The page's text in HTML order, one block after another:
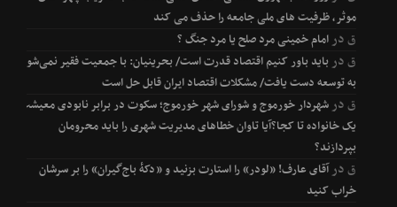
موثر، ظرفیت های ملی جامعه را حذف می کند
قدرامام خمینی مرد صلح یا مرد جنگ ؟
قدرباید باور کنیم اقتصاد قدرت است/ بحرینیان: با جمعیت فقیر نمی‌شود
به توسعه دست یافت/ مشکلات اقتصاد ایران قابل حل است
قدرشهردار خورموج و شورای شهر خورموج؛ سکوت در برابر نابودی معیشت
یک خانواده تا کجا؟آیا تاوان خطاهای مدیریت شهری را باید محرومان
بپردازند؟
قدرآقای عارف! «لودر» را استارت بزنید و «دکۀ باج‌گیران» را بر سرشان
خراب کنید